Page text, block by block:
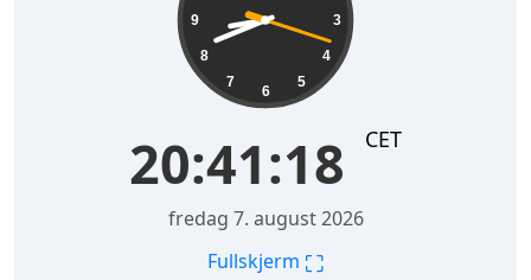
3
4
5
6
7
8
9
20:41:19 CET
fredag 7. august 2026
Fullskjerm ⛶